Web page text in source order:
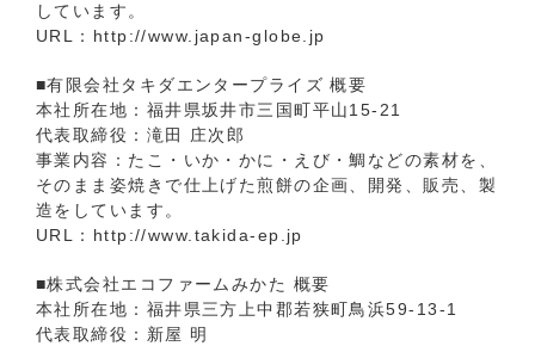
しています。
URL： http://www.japan-globe.jp
■有限会社タキダエンタープライズ 概要
本社所在地：福井県坂井市三国町平山15-21
代表取締役：滝田 庄次郎
事業内容：たこ・いか・かに・えび・鯛などの素材を、
そのまま姿焼きで仕上げた煎餅の企画、開発、販売、製
造をしています。
URL： http://www.takida-ep.jp
■株式会社エコファームみかた 概要
本社所在地：福井県三方上中郡若狭町鳥浜59-13-1
代表取締役：新屋 明